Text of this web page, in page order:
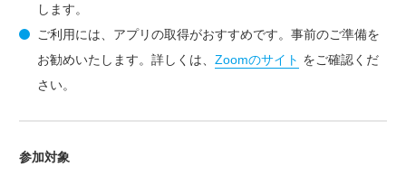
します。
ご利用には、アプリの取得がおすすめです。事前のご準備を
お勧めいたします。詳しくは、 Zoomのサイト をご確認くだ
さい。
参加対象